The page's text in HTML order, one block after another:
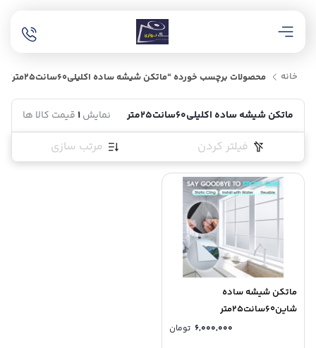
خانه محصولات برچسب خورده “ماتکن شیشه ساده اکلیلی60سانت25متر”
ماتکن شیشه ساده اکلیلی60سانت25متر نمایش1قیمت کالا ها
فیلتر کردن مرتب سازی
ماتکن شیشه ساده
شاین60سانت25متر
6,000,000 تومان